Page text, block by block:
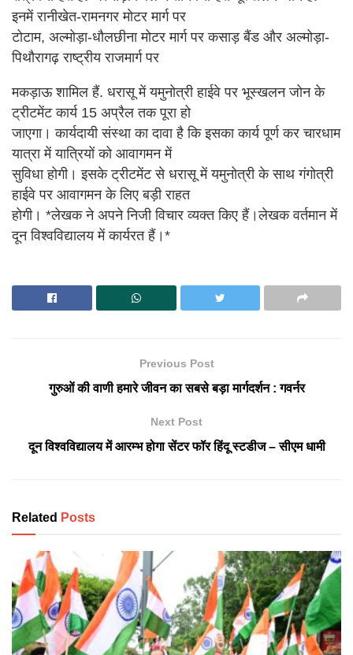
इनमें रानीखेत-रामनगर मोटर मार्ग पर
टोटाम, अल्मोड़ा-धौलछीना मोटर मार्ग पर कसाड़ बैंड और अल्मोड़ा-
पिथौरागढ़ राष्ट्रीय राजमार्ग पर
मकड़ाऊ शामिल हैं. धरासू में यमुनोत्री हाईवे पर भूस्खलन जोन के
ट्रीटमेंट कार्य 15 अप्रैल तक पूरा हो
जाएगा। कार्यदायी संस्था का दावा है कि इसका कार्य पूर्ण कर चारधाम
यात्रा में यात्रियों को आवागमन में
सुविधा होगी। इसके ट्रीटमेंट से धरासू में यमुनोत्री के साथ गंगोत्री
हाईवे पर आवागमन के लिए बड़ी राहत
होगी। *लेखक ने अपने निजी विचार व्यक्त किए हैं।लेखक वर्तमान में
दून विश्वविद्यालय में कार्यरत हैं।*
Previous Post
गुरुओं की वाणी हमारे जीवन का सबसे बड़ा मार्गदर्शन : गवर्नर
Next Post
दून विश्वविद्यालय में आरम्भ होगा सेंटर फॉर हिंदू स्टडीज – सीएम धामी
Related Posts